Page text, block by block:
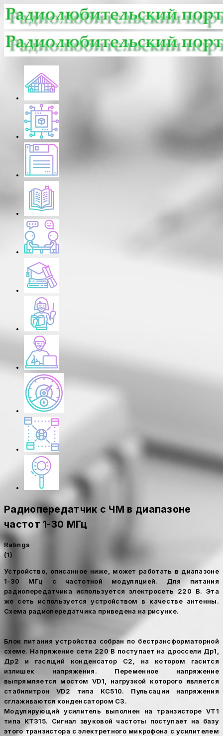
Радиопередатчик с ЧМ в диапазоне
частот 1-30 МГц
Ratings
(1)
Устройство, описанное ниже, может работать в диапазоне
1-30 МГц с частотной модуляцией. Для питания
радиопередатчика используется электросеть 220 В. Эта
же сеть используется устройством в качестве антенны.
Схема радиопередатчика приведена на рисунке.
Блок питания устройства собран по бестрансформаторной
схеме. Напряжение сети 220 В поступает на дроссели Др1,
Др2 и гасящий конденсатор С2, на котором гасится
излишек напряжения. Переменное напряжение
выпрямляется мостом VD1, нагрузкой которого является
стабилитрон VD2 типа КС510. Пульсации напряжения
сглаживаются конденсатором С3.
Модулирующий усилитель выполнен на транзисторе VT1
типа КТ315. Сигнал звуковой частоты поступает на базу
этого транзистора с электретного микрофона с усилителем